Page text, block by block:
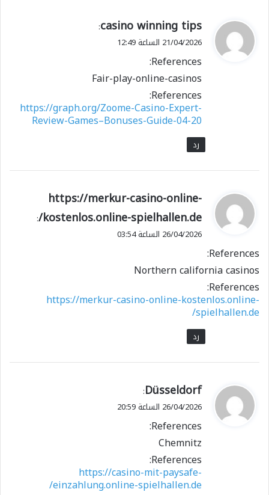
ي
ق
ل
casino winning tips
:
21/04/2026 الساعة 12:49
References:
Fair-play-online-casinos
References:
https://graph.org/Zoome-Casino-Expert-
Review-Games–Bonuses-Guide-04-20
رد
ي
و
ل
https://merkur-casino-online-
kostenlos.online-spielhallen.de/
:
26/04/2026 الساعة 03:54
References:
Northern california casinos
References:
https://merkur-casino-online-kostenlos.online-
spielhallen.de/
رد
ي
ق
ل
Düsseldorf
:
26/04/2026 الساعة 20:59
References:
Chemnitz
References:
https://casino-mit-paysafe-
einzahlung.online-spielhallen.de/